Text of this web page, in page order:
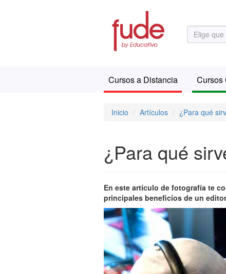
Cursos a Distancia Cursos
Inicio Artículos ¿Para qué
¿Para qué
En este artículo de fotografía te
principales beneficios de un